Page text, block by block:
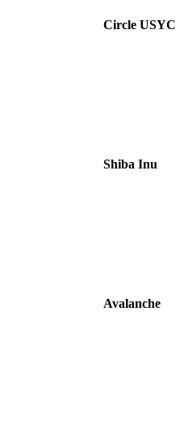
Circle USYC
Shiba Inu
Avalanche